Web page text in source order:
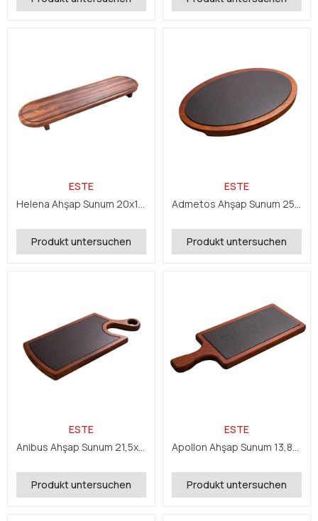
ESTE
Helena Ahşap Sunum 20x150x5 cm
Produkt untersuchen
ESTE
Admetos Ahşap Sunum 25,8x39,8x2,4 cm
Produkt untersuchen
ESTE
Anibus Ahşap Sunum 21,5x32,5x2,4 cm
Produkt untersuchen
ESTE
Apollon Ahşap Sunum 13,8x45x2,4 cm
Produkt untersuchen